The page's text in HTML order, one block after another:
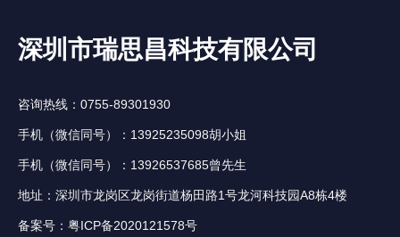
深圳市瑞思昌科技有限公司
咨询热线：0755-89301930
手机（微信同号）：13925235098胡小姐
手机（微信同号）：13926537685曾先生
地址：深圳市龙岗区龙岗街道杨田路1号龙河科技园A8栋4楼
备案号： 粤ICP备2020121578号